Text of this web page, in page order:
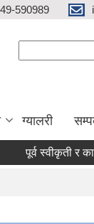
590989
ग्यालरी
पूर्व स्वीकृती र